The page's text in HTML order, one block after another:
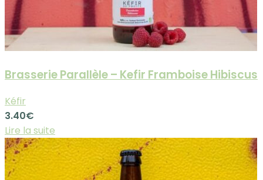
Brasserie Parallèle – Kefir Framboise Hibiscus
Kéfir
3.40€
Lire la suite